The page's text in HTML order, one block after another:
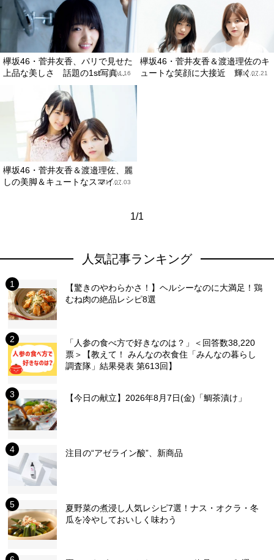
欅坂46・菅井友香、パリで見せた
上品な美しさ 話題の1st写真...
2018.04.16
欅坂46・菅井友香＆渡邉理佐のキ
ュートな笑顔に大接近 輝く...
2017.07.21
欅坂46・菅井友香＆渡邉理佐、麗
しの美脚＆キュートなスマイ...
2017.07.03
1/1
人気記事ランキング
【驚きのやわらかさ！】ヘルシーなのに大満足！鶏
むね肉の絶品レシピ8選
「人参の食べ方で好きなのは？」＜回答数38,220
票＞【教えて！ みんなの衣食住「みんなの暮らし
調査隊」結果発表 第613回】
【今日の献立】2026年8月7日(金)「鯛茶漬け」
注目の“アゼライン酸”、新商品
夏野菜の煮浸し人気レシピ7選！ナス・オクラ・冬
瓜を冷やしておいしく味わう